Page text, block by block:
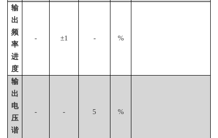
输
出
频
率
进
度
- ±1 - %
输
出
电
压
谐
- - 5 %